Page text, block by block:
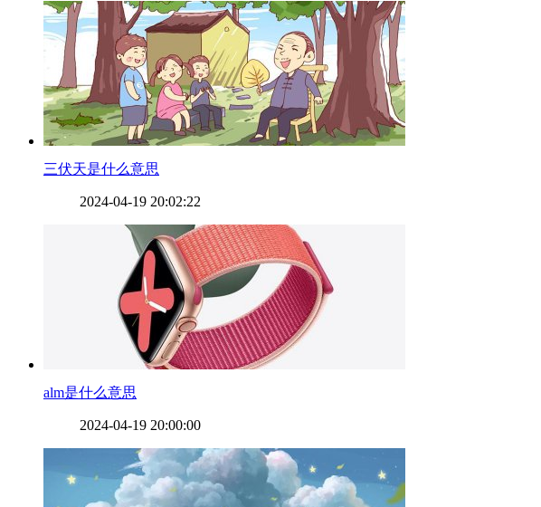
​三伏天是什么意思
2024-04-19 20:02:22
​alm是什么意思
2024-04-19 20:00:00